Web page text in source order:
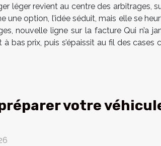
léger revient au centre des arbitrages,
une option, l’idée séduit, mais elle se
nouvelle ligne sur la facture Qui n’a
à bas prix, puis s’épaissit au fil des
votre